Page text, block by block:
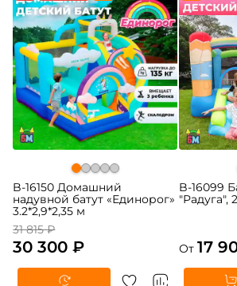
B-16150 Домашний
надувной батут «Единорог»
3.2*2,9*2,35 м
31 815 ₽
30 300 ₽
B-16099
"Радуга",
От 17